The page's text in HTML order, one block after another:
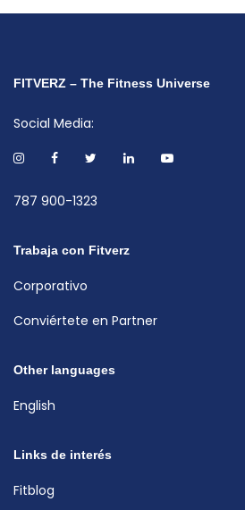
FITVERZ – The Fitness Universe
Social Media:
787 900-1323
Trabaja con Fitverz
Corporativo
Conviértete en Partner
Other languages
English
Links de interés
Fitblog